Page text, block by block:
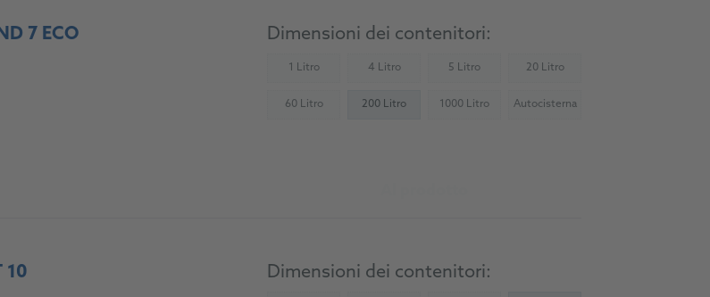
7 ECO Dimensioni dei contenitori:
1 Litro(Not available)4 Litro
(Not available)5 Litro(Not available)20 Litro
(Not available)
60 Litro
(Not available)200 Litro 1000 Litro(Not available)Autocisterna(Not available)
10 Dimensioni dei contenitori: